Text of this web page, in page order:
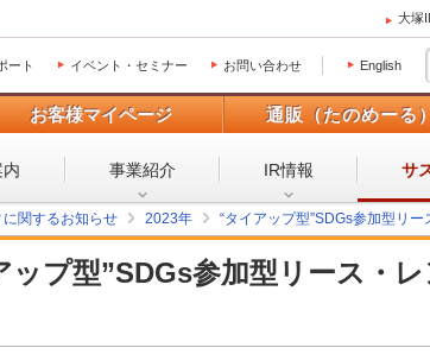
大塚
ート イベント・セミナー お問い合わせ English
お客様マイページ 通販（たのめーる）
事業紹介 IR情報 サ
関するお知らせ 2023年 “タイアップ型”SDGs参加型リ
ップ型”SDGs参加型リース・